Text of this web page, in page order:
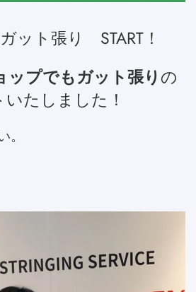
ット張り START！
プでもガット張り の
たしました！